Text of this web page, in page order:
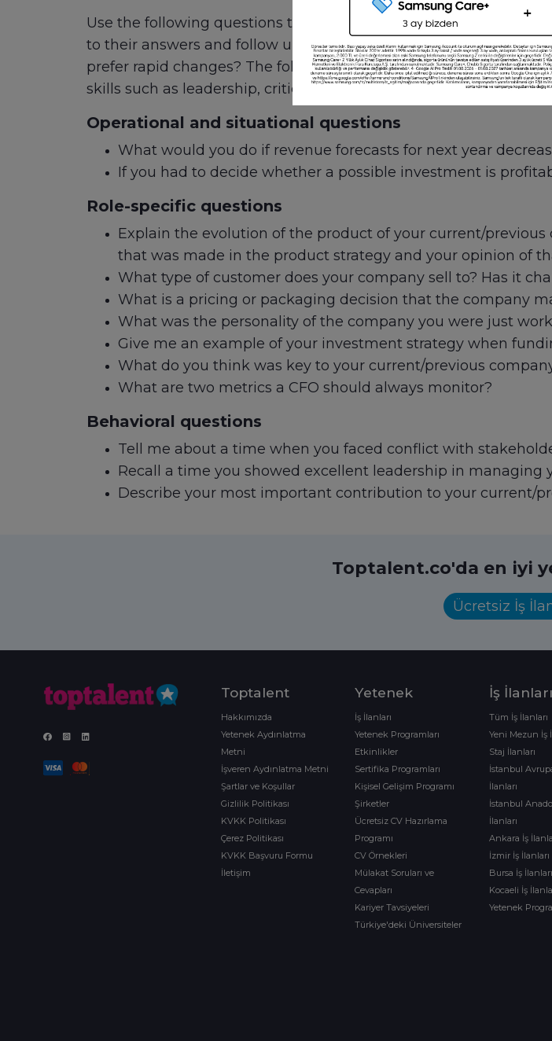
Use the following questions to determine the candidate’s
to their answers and follow up with probing questions. Do they
prefer rapid changes? The following list also includes situational
skills such as leadership, critical thinking and strategizing.
Operational and situational questions
What would you do if revenue forecasts for next year
If you had to decide whether a possible investment is
Role-specific questions
Explain the evolution of the product of your current/
that was made in the product strategy and your opinion of
What type of customer does your company sell to? Has it
What is a pricing or packaging decision that the company
What was the personality of the company you were just
Give me an example of your investment strategy when
What do you think was key to your current/previous
What are two metrics a CFO should always monitor?
Behavioral questions
Tell me about a time when you faced conflict with
Recall a time you showed excellent leadership in managing
Describe your most important contribution to your current/
Toptalent.co'da en iyi
Ücretsiz İş
Toptalent
Hakkımızda
Yetenek Aydınlatma
Metni
İşveren Aydınlatma Metni
Şartlar ve Koşullar
Gizlilik Politikası
KVKK Politikası
Çerez Politikası
KVKK Başvuru Formu
İletişim
Yetenek
İş İlanları
Yetenek Programları
Etkinlikler
Sertifika Programları
Kişisel Gelişim Programı
Şirketler
Ücretsiz CV Hazırlama
Programı
CV Örnekleri
Mülakat Soruları ve
Cevapları
Kariyer Tavsiyeleri
Türkiye'deki Üniversiteler
İş İlanları
Tüm İş İlanları
Yeni Mezun İş
Staj İlanları
İstanbul
İlanları
İstanbul
İlanları
Ankara İş
İzmir İş İlanları
Bursa İş İlanları
Kocaeli İş
Yetenek